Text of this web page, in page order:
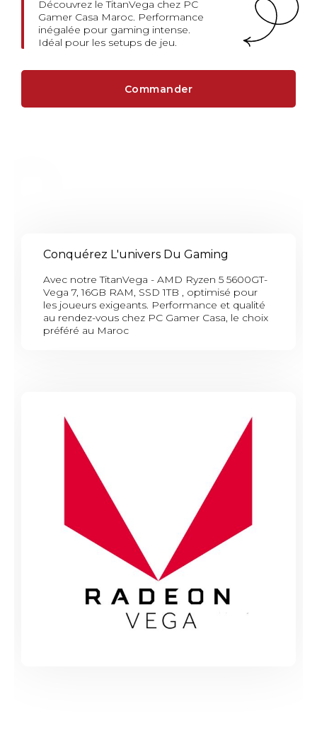
Découvrez le TitanVega chez PC
Gamer Casa Maroc. Performance
inégalée pour gaming intense.
Idéal pour les setups de jeu.
Commander
Conquérez L'univers Du Gaming
Avec notre TitanVega - AMD Ryzen 5 5600GT-
Vega 7, 16GB RAM, SSD 1TB , optimisé pour
les joueurs exigeants. Performance et qualité
au rendez-vous chez PC Gamer Casa, le choix
préféré au Maroc